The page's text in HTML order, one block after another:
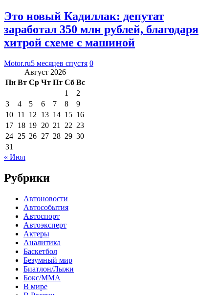
Это новый Кадиллак: депутат
заработал 350 млн рублей, благодаря
хитрой схеме с машиной
Motor.ru5 месяцев спустя 0
Август 2026
Пн Вт Ср Чт Пт Сб Вс
1
2
3
4 5 6 7 8
9
10 11 12 13 14 15 16
17 18 19 20 21 22 23
24 25 26 27 28 29 30
31
« Июл
Рубрики
Автоновости
Автособытия
Автоспорт
Автоэксперт
Актеры
Аналитика
Баскетбол
Безумный мир
Биатлон/Лыжи
Бокс/MMA
В мире